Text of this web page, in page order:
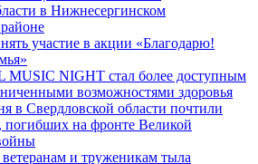
в Нижнесергинском
участие в акции «Благодарю!
MUSIC NIGHT стал более доступным
возможностями здоровья
в Свердловской области почтили
погибших на фронте Великой
и труженикам тыла